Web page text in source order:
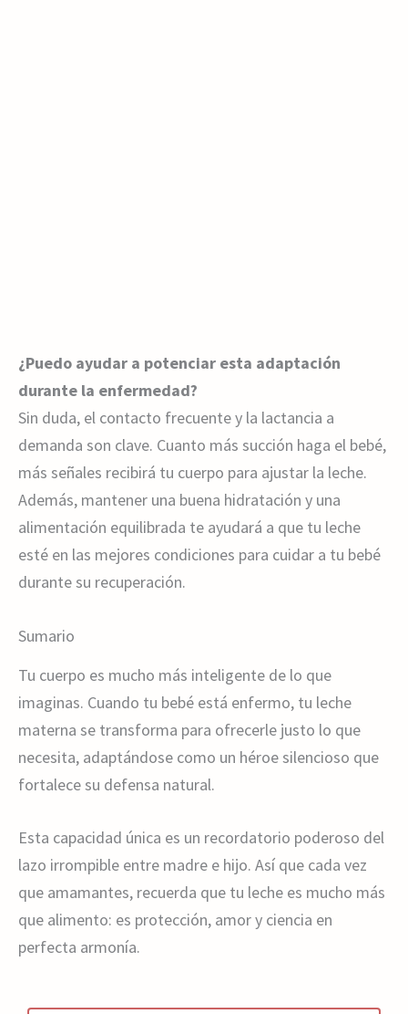
¿Puedo ayudar a potenciar esta adaptación
durante la enfermedad?
Sin duda, el contacto frecuente y la lactancia a
demanda son clave. Cuanto más succión haga el bebé,
más señales recibirá tu cuerpo para ajustar la leche.
Además, mantener una buena hidratación y una
alimentación equilibrada te ayudará a que tu leche
esté en las mejores condiciones para cuidar a tu bebé
durante su recuperación.
Sumario
Tu cuerpo es mucho más inteligente de lo que
imaginas. Cuando tu bebé está enfermo, tu leche
materna se transforma para ofrecerle justo lo que
necesita, adaptándose como un héroe silencioso que
fortalece su defensa natural.
Esta capacidad única es un recordatorio poderoso del
lazo irrompible entre madre e hijo. Así que cada vez
que amamantes, recuerda que tu leche es mucho más
que alimento: es protección, amor y ciencia en
perfecta armonía.